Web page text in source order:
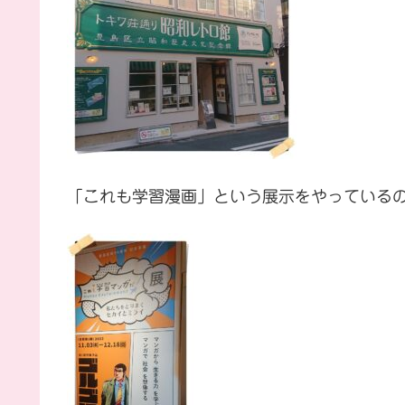
「これも学習漫画」という展示をやっている